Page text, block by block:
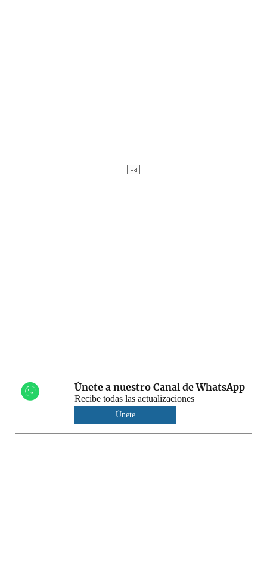
Únete a nuestro Canal de WhatsApp
Recibe todas las actualizaciones
Únete